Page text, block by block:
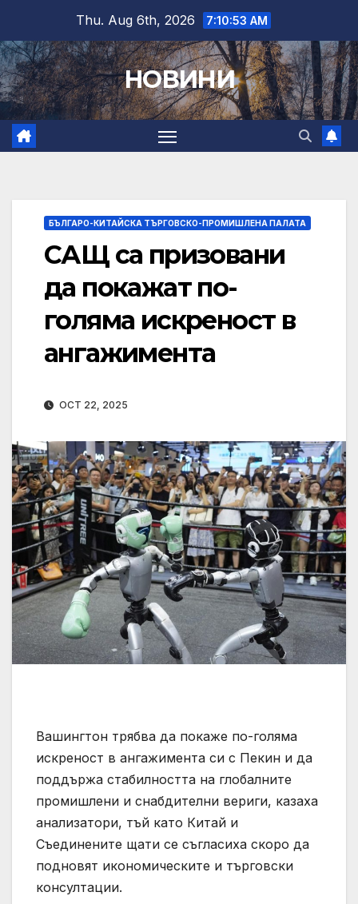
content
Thu. Aug 6th, 2026 7:10:54 AM
НОВИНИ
БЪЛГАРО-КИТАЙСКА ТЪРГОВСКО-ПРОМИШЛЕНА ПАЛАТА
САЩ са призовани
да покажат по-
голяма искреност в
ангажимента
OCT 22, 2025
Вашингтон трябва да покаже по-голяма
искреност в ангажимента си с Пекин и да
поддържа стабилността на глобалните
промишлени и снабдителни вериги, казаха
анализатори, тъй като Китай и
Съединените щати се съгласиха скоро да
подновят икономическите и търговски
консултации.